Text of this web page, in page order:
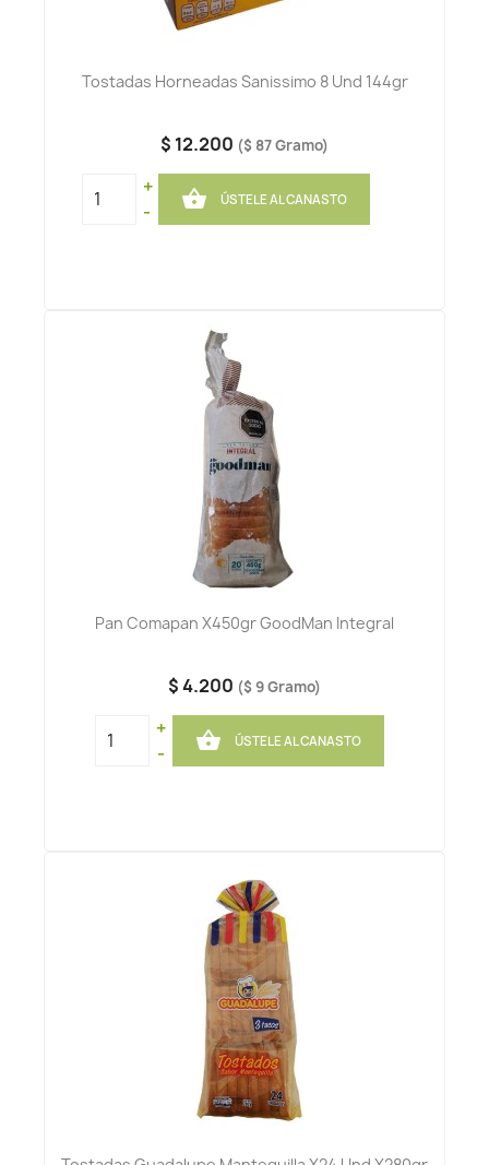
Tostadas Horneadas Sanissimo 8 Und 144gr
$ 12.200 ($ 87 Gramo)
+
-
 ÚSTELE AL CANASTO
Pan Comapan X450gr GoodMan Integral
$ 4.200 ($ 9 Gramo)
+
-
 ÚSTELE AL CANASTO